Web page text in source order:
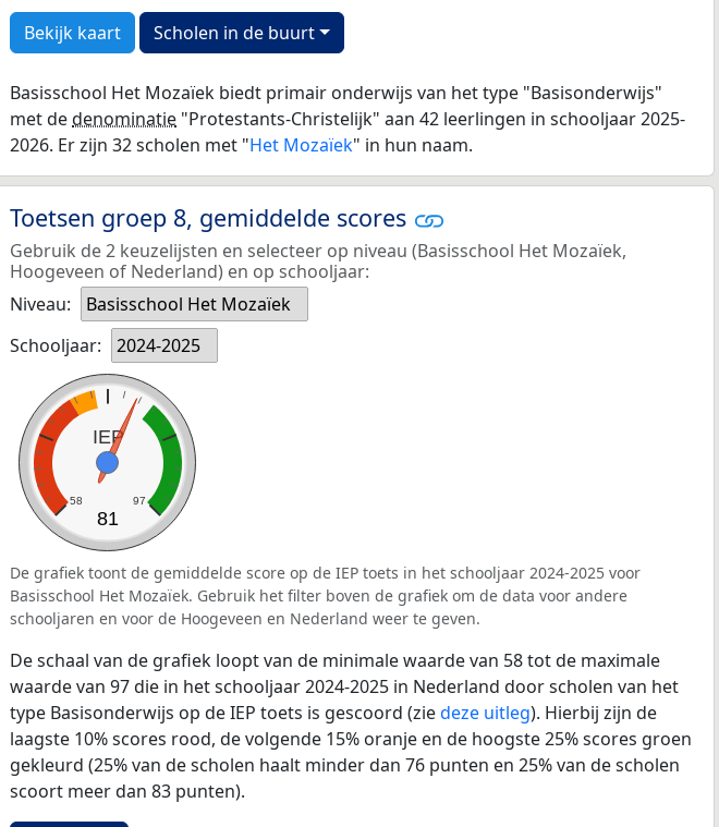
Bekijk kaart Scholen in de buurt
Basisschool Het Mozaïek biedt primair onderwijs van het type "Basisonderwijs"
met dedenominatie "Protestants-Christelijk" aan 42 leerlingen in schooljaar 2025-
2026. Er zijn 32 scholen met "Het Mozaïek" in hun naam.
Toetsen groep 8, gemiddelde scores
Gebruik de 2 keuzelijsten en selecteer op niveau (Basisschool Het Mozaïek,
Hoogeveen of Nederland) en op schooljaar:
Niveau:
Basisschool Het Mozaïek
Schooljaar:
2024-2025
IEP
58 97
81
De grafiek toont de gemiddelde score op de IEP toets in het schooljaar 2024-2025 voor
Basisschool Het Mozaïek. Gebruik het filter boven de grafiek om de data voor andere
schooljaren en voor de Hoogeveen en Nederland weer te geven.
De schaal van de grafiek loopt van de minimale waarde van 58 tot de maximale
waarde van 97 die in het schooljaar 2024-2025 in Nederland door scholen van het
type Basisonderwijs op de IEP toets is gescoord (ziedeze uitleg). Hierbij zijn de
laagste 10% scores rood, de volgende 15% oranje en de hoogste 25% scores groen
gekleurd (25% van de scholen haalt minder dan 76 punten en 25% van de scholen
scoort meer dan 83 punten).